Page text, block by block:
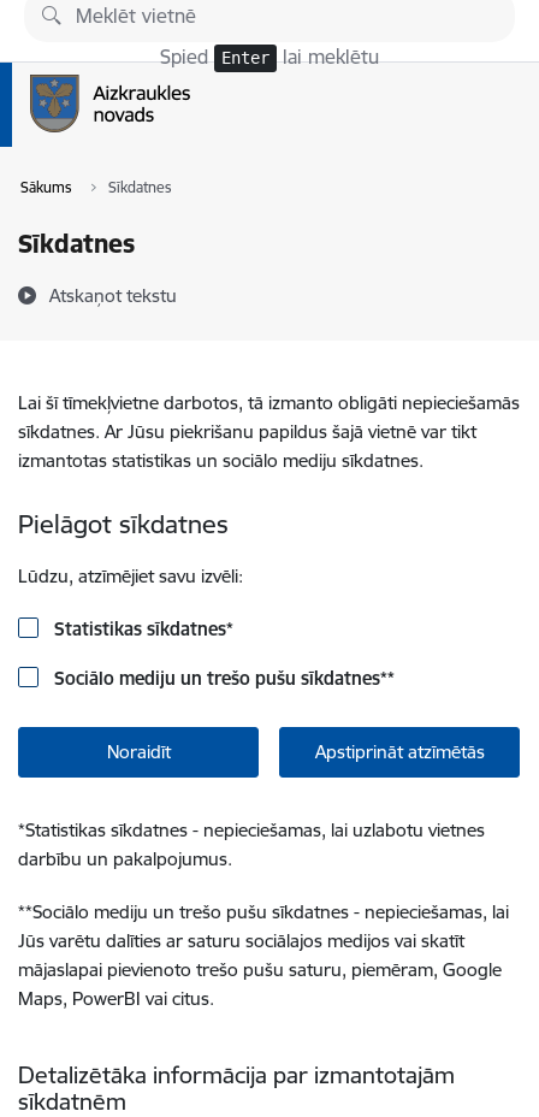
Pāriet uz lapas saturu
Spied Enter lai meklētu
Sākums Sīkdatnes
Sīkdatnes
Atskaņot tekstu
Lai šī tīmekļvietne darbotos, tā izmanto obligāti nepieciešamās
sīkdatnes. Ar Jūsu piekrišanu papildus šajā vietnē var tikt
izmantotas statistikas un sociālo mediju sīkdatnes.
Pielāgot sīkdatnes
Lūdzu, atzīmējiet savu izvēli:
Statistikas sīkdatnes*
Sociālo mediju un trešo pušu sīkdatnes**
Noraidīt Apstiprināt atzīmētās
*Statistikas sīkdatnes - nepieciešamas, lai uzlabotu vietnes
darbību un pakalpojumus.
**Sociālo mediju un trešo pušu sīkdatnes - nepieciešamas, lai
Jūs varētu dalīties ar saturu sociālajos medijos vai skatīt
mājaslapai pievienoto trešo pušu saturu, piemēram, Google
Maps, PowerBI vai citus.
Detalizētāka informācija par izmantotajām
sīkdatnēm